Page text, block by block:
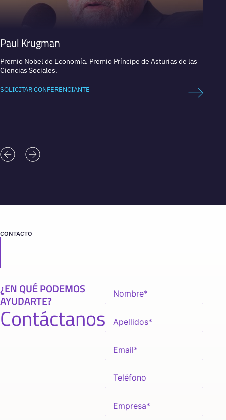
Paul Krugman
Premio Nobel de Economía. Premio Príncipe de Asturias de las
Ciencias Sociales.
SOLICITAR CONFERENCIANTE
CONTACTO
¿EN QUÉ PODEMOS
AYUDARTE?
Contáctanos